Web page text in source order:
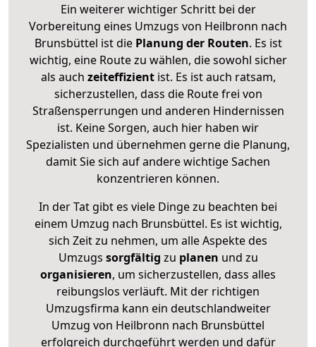
Ein weiterer wichtiger Schritt bei der
Vorbereitung eines Umzugs von Heilbronn nach
Brunsbüttel ist diePlanung der Routen. Es ist
wichtig, eine Route zu wählen, die sowohl sicher
als auch zeiteffizientist. Es ist auch ratsam,
sicherzustellen, dass die Route frei von
Straßensperrungen und anderen Hindernissen
ist. Keine Sorgen, auch hier haben wir
Spezialisten und übernehmen gerne die Planung,
damit Sie sich auf andere wichtige Sachen
konzentrieren können.
In der Tat gibt es viele Dinge zu beachten bei
einem Umzug nach Brunsbüttel. Es ist wichtig,
sich Zeit zu nehmen, um alle Aspekte des
Umzugs sorgfältig zu planen und zu
organisieren, um sicherzustellen, dass alles
reibungslos verläuft. Mit der richtigen
Umzugsfirma kann ein deutschlandweiter
Umzug von Heilbronn nach Brunsbüttel
erfolgreich durchgeführt werden und dafür